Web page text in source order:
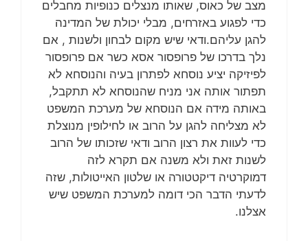
מצב של כאוס, שאותו מנצלים כנופיות מחבלים
כדי לפגוע באזרחים, מבלי יכולת של המדינה
להגן עליהם.ודאי שיש מקום לבחון ולשנות , אם
נלך בדרכו של פרופסור אסא כשר אם פרופסור
לפיזיקה יציע נוסחא לפתרון בעיה והנוסחא לא
תפתור אותה אני מניח שהנוסחא לא תתקבל,
באותה מידה אם הנוסחא של מערכת המשפט
לא מצליחה להגן על הרוב או לחילופין מנוצלת
כדי לעוות את רצון הרוב ודאי שזכותו של הרוב
לשנות זאת ולא משנה אם תקרא לזה
דמוקרטיה דיקטטורה או שלטון האייטולות, שזה
לדעתי הדבר הכי דומה למערכת המשפט שיש
אצלנו.